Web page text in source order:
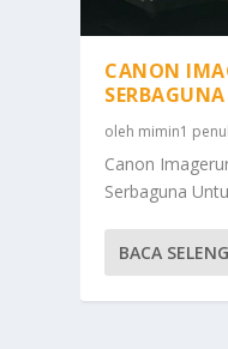
CANON
oleh mimin1
Canon
Serbaguna
BACA